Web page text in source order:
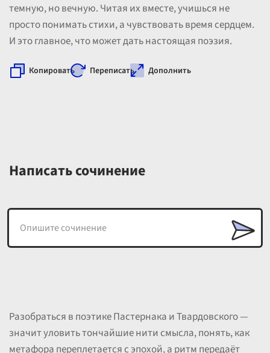
темную, но вечную. Читая их вместе, учишься не
просто понимать стихи, а чувствовать время сердцем.
И это главное, что может дать настоящая поэзия.
Копировать Переписать Дополнить
Написать сочинение
Разобраться в поэтике Пастернака и Твардовского —
значит уловить тончайшие нити смысла, понять, как
метафора переплетается с эпохой, а ритм передаёт